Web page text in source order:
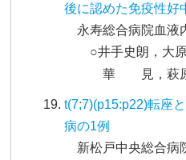
後に認めた免疫性好
永寿総合病院血液
○井手史朗，大
華 見，萩
t(7;7)(p15:p22)転座
病の1例
新松戸中央総合病